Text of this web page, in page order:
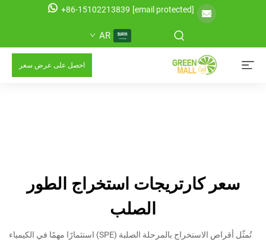
[email protected]
+86-15102213839
AR
احصل على عرض سعر
سعر كارتريجات استخراج الطور
الصلب
تُمثّل أقراص الاستخراج بالمرحلة الصلبة (SPE) استثمارًا مهمًا في الكيمياء